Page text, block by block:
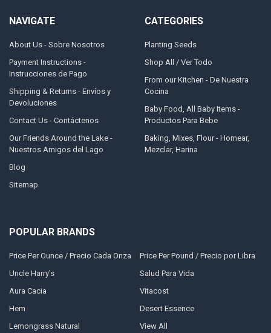
NAVIGATE
About Us - Sobre Nosotros
Payment Instructions -
Instrucciones de Pago
Shipping & Returns - Envíos y
Devoluciones
Contact Us - Contáctenos
Our Friends Around the Lake -
Nuestros Amigos del Lago
Blog
Sitemap
CATEGORIES
Planting Seeds
Shop All / Ver Todo
From our Kitchen - De Nuestra
Cocina
Baby Food, All Baby Items -
Productos Para Bebe
Baking, Mixes, Flour - Hornear,
Mezclar, Harina
POPULAR BRANDS
Price Per Ounce / Precio Cada Onza
Uncle Harry's
Aura Cacia
Hem
Lemongrass Natural
Price Per Pound / Precio por Libra
Salud Para Vida
Vitacost
Desert Essence
View All